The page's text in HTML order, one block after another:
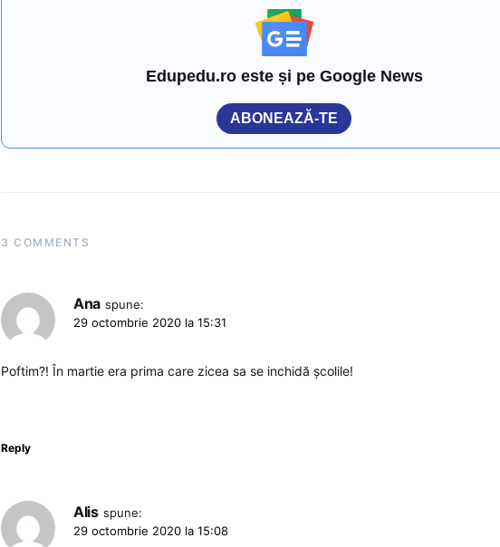
Edupedu.ro este și pe Google News
ABONEAZĂ-TE
3 COMMENTS
Ana spune:
29 octombrie 2020 la 15:31
Poftim?! În martie era prima care zicea sa se inchidă școlile!
Reply
Alis spune:
29 octombrie 2020 la 15:08